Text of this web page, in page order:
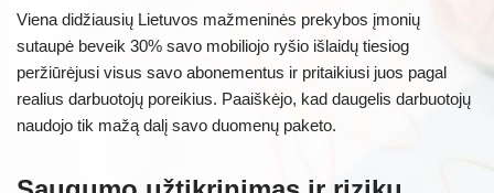
Viena didžiausių Lietuvos mažmeninės prekybos įmonių
sutaupė beveik 30% savo mobiliojo ryšio išlaidų tiesiog
peržiūrėjusi visus savo abonementus ir pritaikiusi juos pagal
realius darbuotojų poreikius. Paaiškėjo, kad daugelis darbuotojų
naudojo tik mažą dalį savo duomenų paketo.